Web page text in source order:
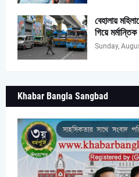
বেহালায়
গিয়ে মর্মান্তিক
Sunday,
Khabar Bangla Sangbad